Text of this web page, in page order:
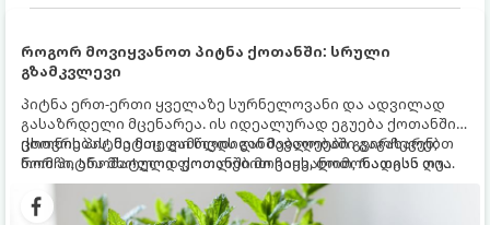
როგორ მოვიყვანოთ პიტნა ქოთანში: სრული
გზამკვლევი
პიტნა ერთ-ერთი ყველაზე სურნელოვანი და ადვილად
გასაზრდელი მცენარეა. ის იდეალურად ეგუება ქოთანში
ცხოვრებას, მეტიც, გამოცდილი მებაღეები გვირჩევენ,
რომ პიტნა მხოლოდ ქოთანში მოვიყვანოთ, რადგან ღია
გრუნტში (ბაღში) დარგვისას ის ფესვებით ძალიან
სწრაფად ვრცელდება და სხვა მცენარეებს ავიწროებს.
ქოთნის პიტნა მთელი წლის განმავლობაში გაგახარებთ
ნორჩი, არომატული ფოთლებით ჩაის, ლიმონათისა თუ
კერძებისთვის.